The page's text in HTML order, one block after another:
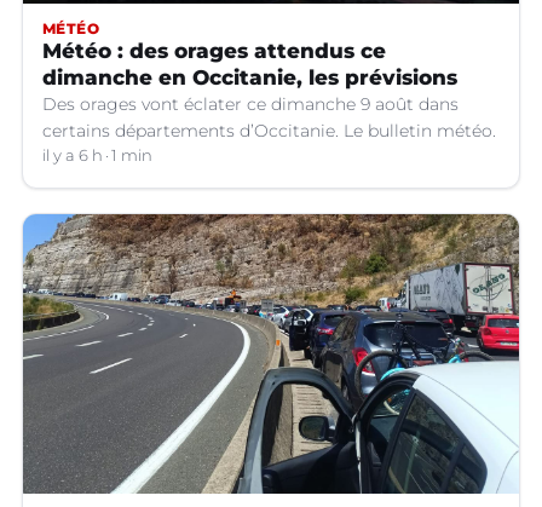
MÉTÉO
Météo : des orages attendus ce
dimanche en Occitanie, les prévisions
Des orages vont éclater ce dimanche 9 août dans
certains départements d’Occitanie. Le bulletin météo.
il y a 6 h 1 min